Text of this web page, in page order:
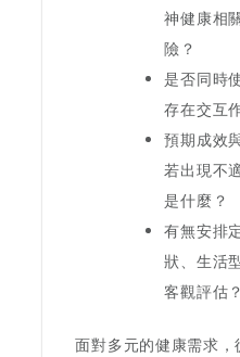
神健康相
險？
是否同時
存在交互
預期成效
若出現不
是什麼？
有無安排
狀、生活
客觀評估？
面對多元的健康需求